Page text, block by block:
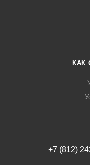
КАК
+7 (812)